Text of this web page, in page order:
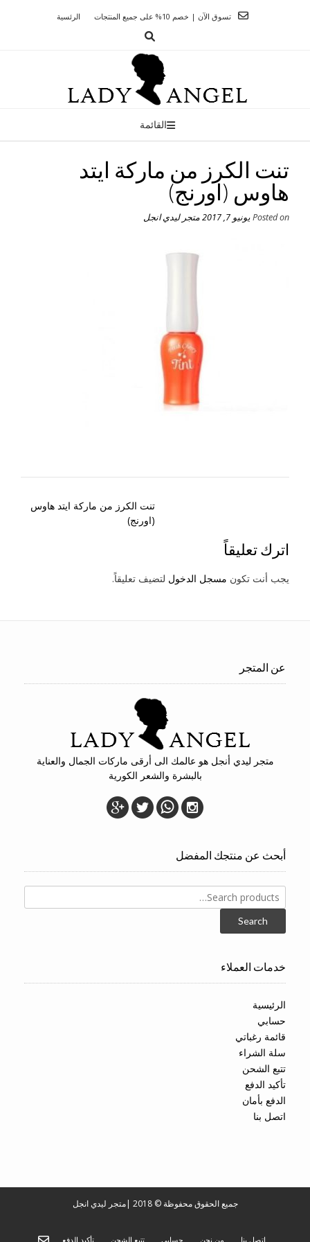
الرئسية تسوق الآن | خصم 10% على جميع المنتجات
القائمة
تنت الكرز من ماركة ايتد
هاوس (اورنج)
Posted onيونيو 7, 2017 متجر ليدي انجل
تنت الكرز من ماركة ايتد هاوس
(اورنج)
اترك تعليقاً
يجب أنت تكون مسجل الدخول لتضيف تعليقاً.
عن المتجر
متجر ليدي أنجل هو عالمك الى أرقى ماركات الجمال والعناية
بالبشرة والشعر الكورية
أبحث عن منتجك المفضل
Search
for:
Search
خدمات العملاء
الرئيسية
حسابي
قائمة رغباتي
سلة الشراء
تتبع الشحن
تأكيد الدفع
الدفع بأمان
اتصل بنا
جميع الحقوق محفوظة © 2018 |متجر ليدي انجل
اتصل بنا من نحن حسابي تتبع الشحن تأكيد الدفع